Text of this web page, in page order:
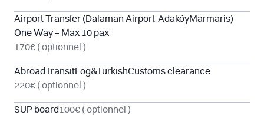
Airport Transfer (Dalaman Airport-AdaköyMarmaris)
One Way – Max 10 pax
170€ ( optionnel )
AbroadTransitLog&TurkishCustoms clearance
220€ ( optionnel )
SUP board 100€ ( optionnel )